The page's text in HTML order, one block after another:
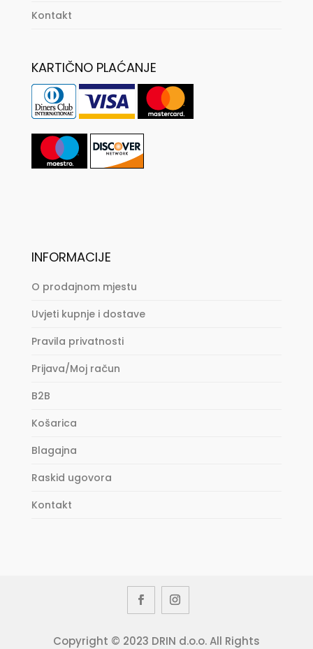
Kontakt
KARTIČNO PLAĆANJE
INFORMACIJE
O prodajnom mjestu
Uvjeti kupnje i dostave
Pravila privatnosti
Prijava/Moj račun
B2B
Košarica
Blagajna
Raskid ugovora
Kontakt
Copyright © 2023 DRIN d.o.o. All Rights